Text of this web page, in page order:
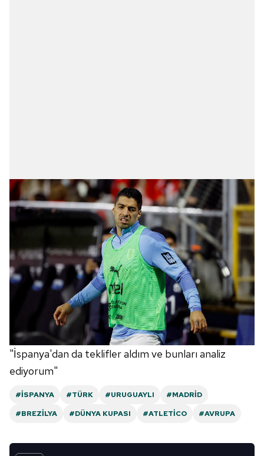
"İspanya'dan da teklifler aldım ve bunları analiz
ediyorum"
#İSPANYA #TÜRK #URUGUAYLI
#MADRID
#BREZILYA
#DÜNYA KUPASI #ATLETICO #AVRUPA